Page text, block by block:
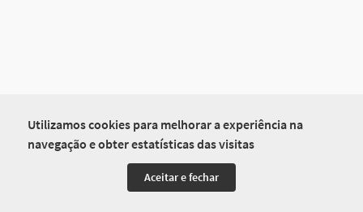
Utilizamos cookies para melhorar a experiência na
navegação e obter estatísticas das visitas
Aceitar e fechar